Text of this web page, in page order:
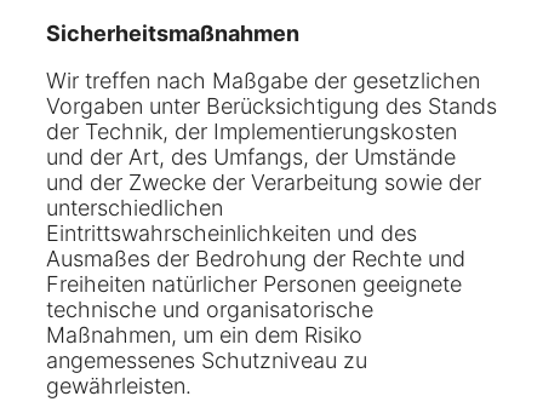
Sicherheitsmaßnahmen
Wir treffen nach Maßgabe der gesetzlichen
Vorgaben unter Berücksichtigung des Stands
der Technik, der Implementierungskosten
und der Art, des Umfangs, der Umstände
und der Zwecke der Verarbeitung sowie der
unterschiedlichen
Eintrittswahrscheinlichkeiten und des
Ausmaßes der Bedrohung der Rechte und
Freiheiten natürlicher Personen geeignete
technische und organisatorische
Maßnahmen, um ein dem Risiko
angemessenes Schutzniveau zu
gewährleisten.